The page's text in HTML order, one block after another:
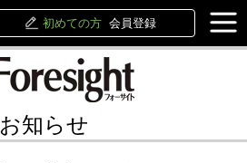
初めての方 会員登録
お知らせ